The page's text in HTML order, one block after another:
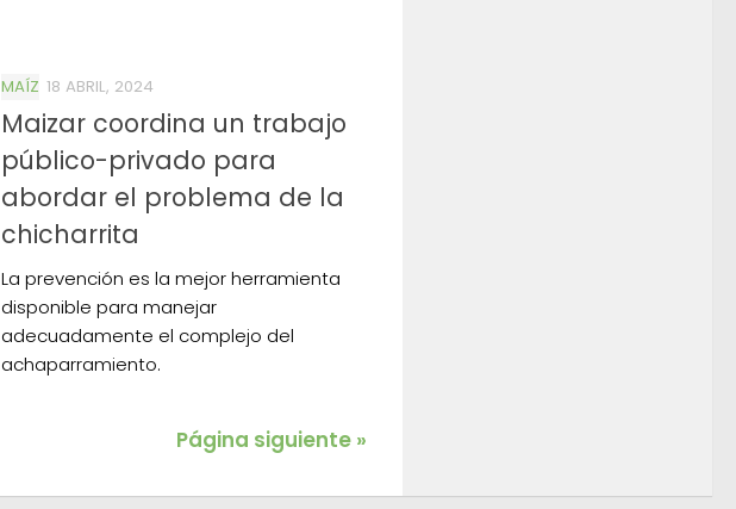
MAÍZ 18 ABRIL, 2024
Maizar coordina un trabajo
público-privado para
abordar el problema de la
chicharrita
La prevención es la mejor herramienta
disponible para manejar
adecuadamente el complejo del
achaparramiento.
Página siguiente »